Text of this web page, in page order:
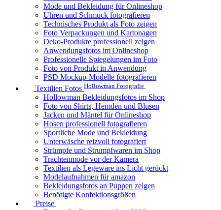
Mode und Bekleidung für Onlineshop
Uhren und Schmuck fotografieren
Technisches Produkt als Foto zeigen
Foto Verpackungen und Kartonagen
Deko-Produkte professionell zeigen
Anwendungsfotos im Onlineshop
Professionelle Spiegelungen im Foto
Foto von Produkt in Anwendung
PSD Mockup-Modelle fotografieren
Textilien Fotos Hollowman Fotografie
Hollowman Bekleidungsfotos im Shop
Foto von Shirts, Hemden und Blusen
Jacken und Mäntel für Onlineshop
Hosen professionell fotografieren
Sportliche Mode und Bekleidung
Unterwäsche reizvoll fotografiert
Strümpfe und Strumpfwaren im Shop
Trachtenmode vor der Kamera
Textilien als Legeware ins Licht gerückt
Modelaufnahmen für amazon
Bekleidungsfotos an Puppen zeigen
Benötigte Konfektionsgrößen
Preise